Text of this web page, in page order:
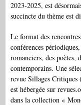
2023-2025, est
succincte du thème est
Le format des
conférences
romanciers, des poètes,
contemporains. Une
revue Sillages
est hébergée sur
dans la collection «